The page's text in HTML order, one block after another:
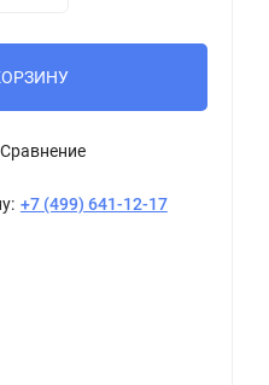
Сравнение
+7 (499) 641-12-17